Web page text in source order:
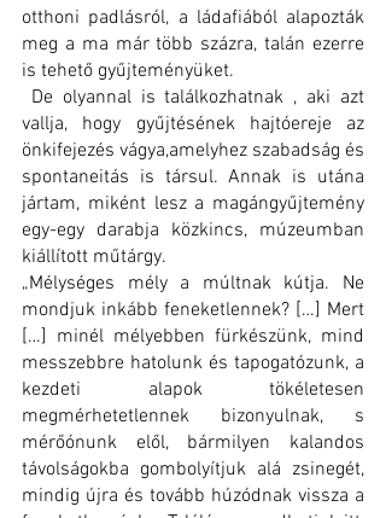
otthoni padlásról, a ládafiából alapozták
meg a ma már több százra, talán ezerre
is tehető gyűjteményüket.
vallja, hogy gyűjtésének hajtóereje az
önkifejezés vágya,amelyhez szabadság és
spontaneitás is társul. Annak is utána
jártam, miként lesz a magángyűjtemény
egy-egy darabja közkincs, múzeumban
kiállított műtárgy.
„Mélységes mély a múltnak kútja. Ne
mondjuk inkább feneketlennek? […] Mert
[…] minél mélyebben fürkészünk, mind
messzebbre hatolunk és tapogatózunk, a
kezdeti alapok tökéletesen
megmérhetetlennek bizonyulnak, s
mérőónunk elől, bármilyen kalandos
távolságokba gombolyítjuk alá zsinegét,
mindig újra és tovább húzódnak vissza a